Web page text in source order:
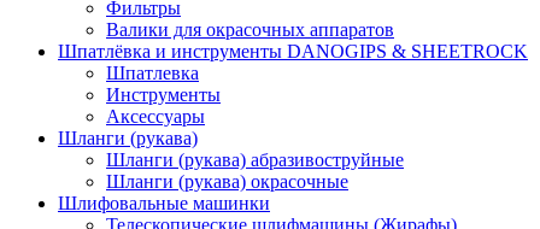
Фильтры
Валики для окрасочных аппаратов
Шпатлёвка и инструменты DANOGIPS & SHEETROCK
Шпатлевка
Инструменты
Аксессуары
Шланги (рукава)
Шланги (рукава) абразивоструйные
Шланги (рукава) окрасочные
Шлифовальные машинки